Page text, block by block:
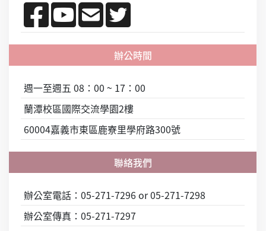
週一至週五 08：00 ~ 17：00
蘭潭校區國際交流學園2樓
60004嘉義市東區鹿寮里學府路300號
辦公室電話：05-271-7296 or 05-271-7298
辦公室傳真：05-271-7297